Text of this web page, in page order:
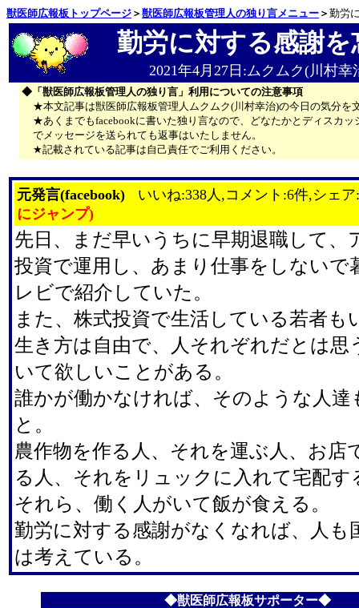
獣医師広報板トップページ ＞ 獣医師広報板管理人の独り言メニュー ＞ 勤労
勤労に対する感謝
2021年4月27日:ムクムク(川村幸
◆「獣医師広報板管理人の独り言」利用についての注意事項
★本文記事は獣医師広報板管理人ムクムク(川村幸治)の今日の気分を
★あくまでもfacebookに書いた独り言なので、どなたかとディスカ
でメッセージを送られても返事はいたしません。
★記載されている記事は自己責任でご利用ください。
元発言(facebook)
いいね:338人,コメント:6件,シェア
にジャンプ)
先日、まだ早いうちに早期退職して、
投資で運用し、あまり仕事をしないで
レビで紹介していた。
また、株式投資で生活している若者も
生き方は自由で、人それぞれだとは思
いて欲しいことがある。
誰かが働かなければ、そのような人達
と。
農作物を作る人、それを運ぶ人、お店
る人、それをリュックに入れて宅配す
それら、働く人がいて飯が食える。
勤労に対する感謝がなくなれば、人も
は考えている。
◆獣医師広報板サポーター◆